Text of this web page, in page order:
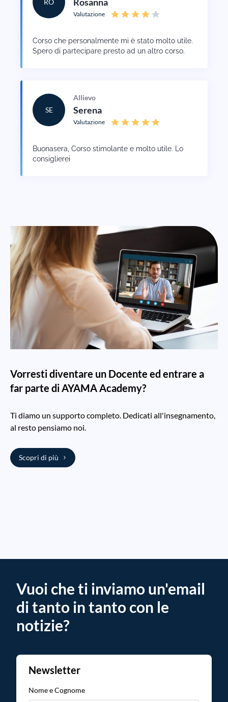
RO
Valutazione
Corso che personalmente mi è stato molto utile.
Spero di partecipare presto ad un altro corso.
SE
Allievo
Serena
Valutazione
Buonasera, Corso stimolante e molto utile. Lo
consiglierei
Vorresti diventare un Docente ed entrare a
far parte di AYAMA Academy?
Ti diamo un supporto completo. Dedicati all'insegnamento,
al resto pensiamo noi.
Scopri di più
Vuoi che ti inviamo un'email
di tanto in tanto con le
notizie?
Newsletter
Nome e Cognome